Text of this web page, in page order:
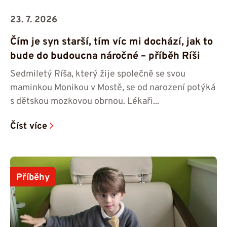
23. 7. 2026
Čím je syn starší, tím víc mi dochází, jak to
bude do budoucna náročné – příběh Ríši
Sedmiletý Ríša, který žije společně se svou
maminkou Monikou v Mostě, se od narození potýká
s dětskou mozkovou obrnou. Lékaři...
Číst více
Příběhy